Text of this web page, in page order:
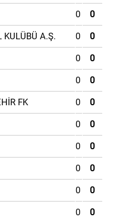
0 0
KULÜBÜ A.Ş. 0 0
0 0
0 0
FK 0 0
0 0
0 0
0 0
0 0
0 0